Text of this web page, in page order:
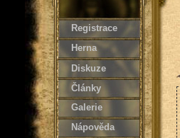
Registrace
Herna
Diskuze
Články
Galerie
Nápověda